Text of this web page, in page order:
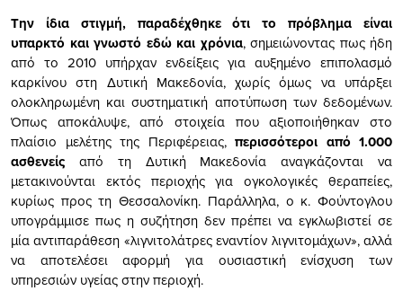
Την ίδια στιγμή, παραδέχθηκε ότι το πρόβλημα είναι
υπαρκτό και γνωστό εδώ και χρόνια, σημειώνοντας πως ήδη
από το 2010 υπήρχαν ενδείξεις για αυξημένο επιπολασμό
καρκίνου στη Δυτική Μακεδονία, χωρίς όμως να υπάρξει
ολοκληρωμένη και συστηματική αποτύπωση των δεδομένων.
Όπως αποκάλυψε, από στοιχεία που αξιοποιήθηκαν στο
πλαίσιο μελέτης της Περιφέρειας, περισσότεροι από 1.000
ασθενείς από τη Δυτική Μακεδονία αναγκάζονται να
μετακινούνται εκτός περιοχής για ογκολογικές θεραπείες,
κυρίως προς τη Θεσσαλονίκη. Παράλληλα, ο κ. Φούντογλου
υπογράμμισε πως η συζήτηση δεν πρέπει να εγκλωβιστεί σε
μία αντιπαράθεση «λιγνιτολάτρες εναντίον λιγνιτομάχων», αλλά
να αποτελέσει αφορμή για ουσιαστική ενίσχυση των
υπηρεσιών υγείας στην περιοχή.